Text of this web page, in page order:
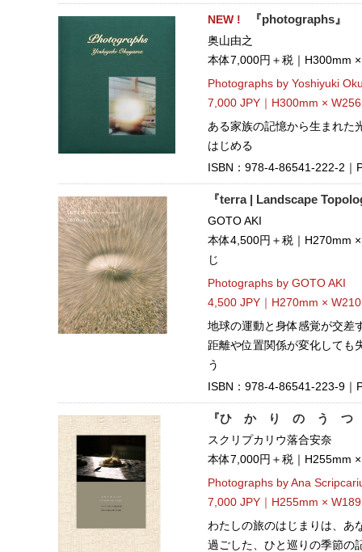
NEW ! 『photographs』
奥山由之
本体7,000円＋税｜H300mm
Photographs by Yoshiyuki
7,000 JPY｜H300mm ×
ある家族の記憶から生まれた
はじめる
ISBN：978-4-86541-222-2
『terra | Landscape
GOTO AKI
本体4,500円＋税｜H270mm
じ
Photographs by GOTO AKI
4,500 JPY｜H270mm ×
地球の運動と身体感覚が交差
距離や位置関係が変化しても
う
ISBN：978-4-86541-223-9
『ひ か り の う つ
スクリプカリウ落合安奈
本体7,000円＋税｜H255mm
Photographs by Ana
7,000 JPY｜H255mm ×
わたしの旅のはじまりは、あ
過ごした、ひと巡りの季節の